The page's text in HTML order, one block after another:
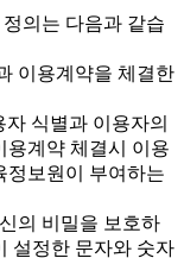
의는 다음과 같습
이용계약을 체결한
식별과 이용자의
용계약 체결시 이용
정보원이 부여하는
의 비밀을 보호하
설정한 문자와 숫자